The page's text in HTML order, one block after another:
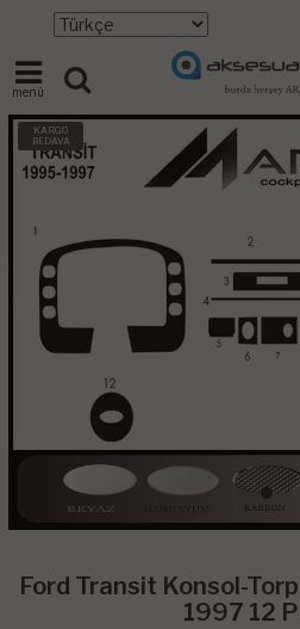
menü
KARGO
BEDAVA
Ford Transit Konsol-
1997 12